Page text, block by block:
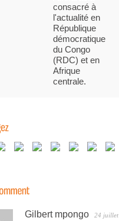
consacré à
l'actualité en
République
démocratique
du Congo
(RDC) et en
Afrique
centrale.
Gilbert mpongo 24 juillet